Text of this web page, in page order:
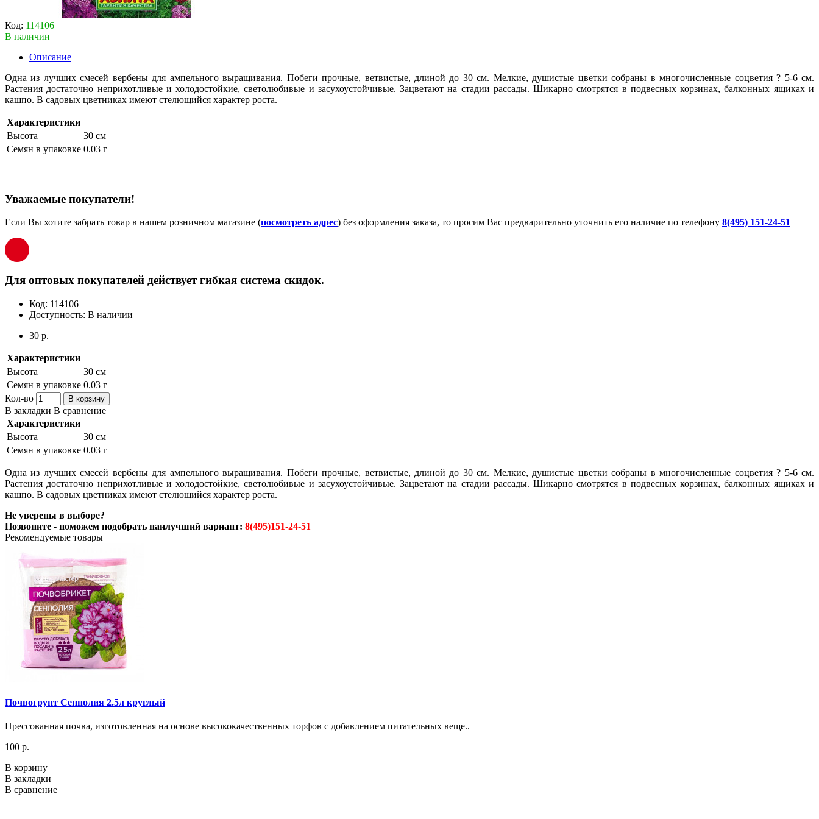
Код: 114106
В наличии
Описание
Одна из лучших смесей вербены для ампельного выращивания. Побеги прочные, ветвистые, длиной до 30 см. Мелкие, душистые цветки собраны в многочисленные соцветия ? 5-6 см.
Растения достаточно неприхотливые и холодостойкие, светолюбивые и засухоустойчивые. Зацветают на стадии рассады. Шикарно смотрятся в подвесных корзинах, балконных ящиках и
кашпо. В садовых цветниках имеют стелющийся характер роста.
Характеристики
Высота
30 см
Семян в упаковке 0.03 г
Уважаемые покупатели!
Если Вы хотите забрать товар в нашем розничном магазине (посмотреть адрес) без оформления заказа, то просим Вас предварительно уточнить его наличие по телефону 8(495) 151-24-51
Для оптовых покупателей действует гибкая система скидок.
Код: 114106
Доступность: В наличии
30 р.
Характеристики
Высота
30 см
Семян в упаковке 0.03 г
Кол-во
В корзину
В закладки В сравнение
Характеристики
Высота
30 см
Семян в упаковке 0.03 г
Одна из лучших смесей вербены для ампельного выращивания. Побеги прочные, ветвистые, длиной до 30 см. Мелкие, душистые цветки собраны в многочисленные соцветия ? 5-6 см.
Растения достаточно неприхотливые и холодостойкие, светолюбивые и засухоустойчивые. Зацветают на стадии рассады. Шикарно смотрятся в подвесных корзинах, балконных ящиках и
кашпо. В садовых цветниках имеют стелющийся характер роста.
Не уверены в выборе?
Позвоните - поможем подобрать наилучший вариант: 8(495)151-24-51
Рекомендуемые товары
Почвогрунт Сенполия 2.5л круглый
Прессованная почва, изготовленная на основе высококачественных торфов с добавлением питательных веще..
100 р.
В корзину
В закладки
В сравнение